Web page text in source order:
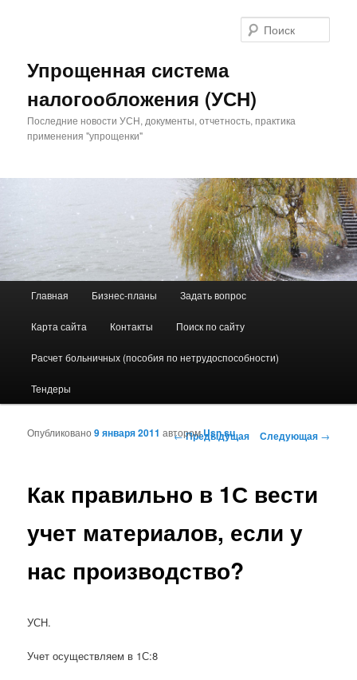
Упрощенная система
налогообложения (УСН)
Последние новости УСН, документы, отчетность, практика
применения "упрощенки"
Перейти к основному содержимому
Перейти к дополнительному содержимому
Главная Бизнес-планы Задать вопрос
Карта сайта Контакты Поиск по сайту
Расчет больничных (пособия по нетрудоспособности)
Тендеры
Навигация по записям
←Предыдущая Следующая →
Как правильно в 1С вести
учет материалов, если у
нас производство?
Опубликовано9 января 2011 авторомUsn.su
УСН.
Учет осуществляем в 1С:8